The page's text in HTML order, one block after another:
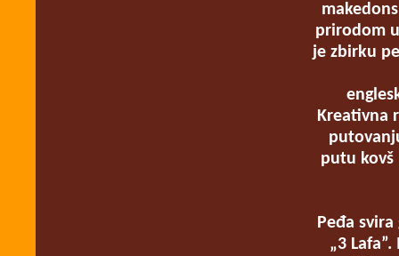
prirodom
je zbirku
Kreativna
putu kovš
Peđa
„3